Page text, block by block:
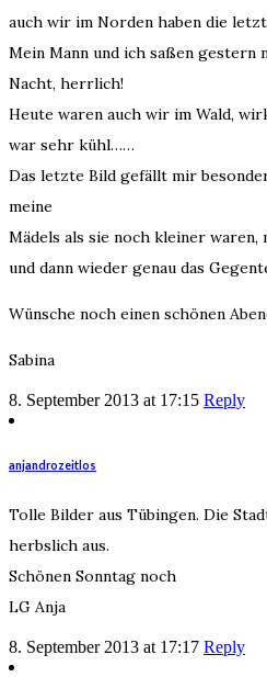
auch wir im Norden haben die
Mein Mann und ich saßen gestern
Nacht, herrlich!
Heute waren auch wir im Wald,
war sehr kühl……
Das letzte Bild gefällt mir
meine
Mädels als sie noch kleiner waren,
und dann wieder genau das
Wünsche noch einen schönen
Sabina
8. September 2013 at 17:15 Reply
anjandrozeitlos
Tolle Bilder aus Tübingen. Die
herbslich aus.
Schönen Sonntag noch
LG Anja
8. September 2013 at 17:17 Reply